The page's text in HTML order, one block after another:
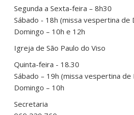
Segunda a Sexta-feira – 8h30
Sábado - 18h (missa vespertina de
Domingo – 10h e 12h
Igreja de São Paulo do Viso
Quinta-feira - 18.30
Sábado – 19h (missa vespertina de
Domingo – 10h
Secretaria